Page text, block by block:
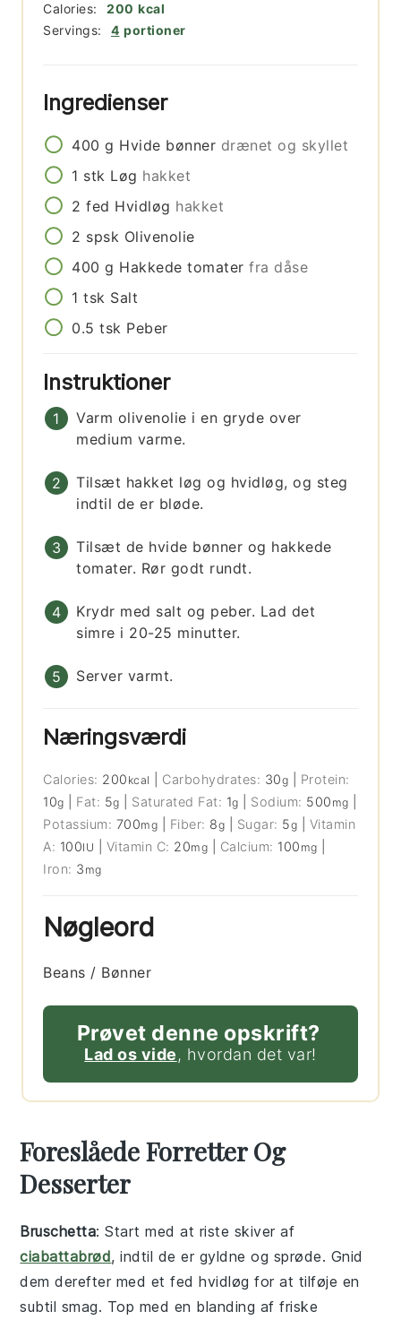
Servings: 4 portioner
Calories: 200 kcal
Ingredienser
400 g Hvide bønner drænet og skyllet
1 stk Løg hakket
2 fed Hvidløg hakket
2 spsk Olivenolie
400 g Hakkede tomater fra dåse
1 tsk Salt
0.5 tsk Peber
Instruktioner
Varm olivenolie i en gryde over
medium varme.
Tilsæt hakket løg og hvidløg, og steg
indtil de er bløde.
Tilsæt de hvide bønner og hakkede
tomater. Rør godt rundt.
Krydr med salt og peber. Lad det
simre i 20-25 minutter.
Server varmt.
Næringsværdi
Calories: 200 kcal Carbohydrates: 30g
Protein:
10g Fat: 5g Saturated Fat: 1g Sodium: 500 mg
Potassium: 700mg Fiber: 8g Sugar: 5g
Vitamin
A: 100IU Vitamin C: 20mg Calcium: 100 mg
Iron: 3 mg
Nøgleord
Beans / Bønner
Prøvet denne opskrift?
Lad os vide, hvordan det var!
Foreslåede Forretter Og
Desserter
Bruschetta: Start med at riste skiver af
ciabattabrød, indtil de er gyldne og sprøde. Gnid
dem derefter med et fedhvidløg for at tilføje en
subtil smag. Top med en blanding af friske